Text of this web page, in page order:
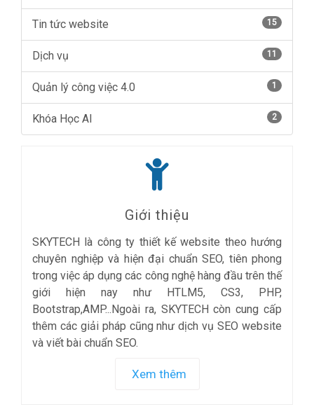
Tin tức website 15
Dịch vụ 11
Quản lý công việc 4.0 1
Khóa Học AI 2
Giới thiệu
SKYTECH là công ty thiết kế website theo hướng
chuyên nghiệp và hiện đại chuẩn SEO, tiên phong
trong việc áp dụng các công nghệ hàng đầu trên thế
giới hiện nay như HTLM5, CS3, PHP,
Bootstrap,AMP...Ngoài ra, SKYTECH còn cung cấp
thêm các giải pháp cũng như dịch vụ SEO website
và viết bài chuẩn SEO.
Xem thêm